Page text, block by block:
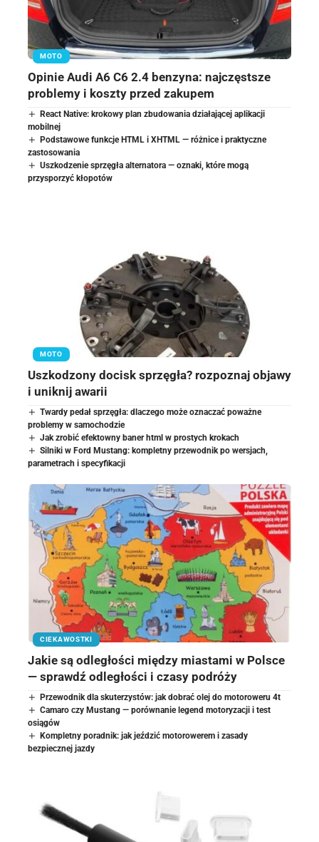
MOTO
Opinie Audi A6 C6 2.4 benzyna: najczęstsze
problemy i koszty przed zakupem
React Native: krokowy plan zbudowania działającej aplikacji
mobilnej
Podstawowe funkcje HTML i XHTML — różnice i praktyczne
zastosowania
Uszkodzenie sprzęgła alternatora — oznaki, które mogą
przysporzyć kłopotów
MOTO
Uszkodzony docisk sprzęgła? rozpoznaj objawy
i uniknij awarii
Twardy pedał sprzęgła: dlaczego może oznaczać poważne
problemy w samochodzie
Jak zrobić efektowny baner html w prostych krokach
Silniki w Ford Mustang: kompletny przewodnik po wersjach,
parametrach i specyfikacji
CIEKAWOSTKI
Jakie są odległości między miastami w Polsce
— sprawdź odległości i czasy podróży
Przewodnik dla skuterzystów: jak dobrać olej do motoroweru 4t
Camaro czy Mustang — porównanie legend motoryzacji i test
osiągów
Kompletny poradnik: jak jeździć motorowerem i zasady
bezpiecznej jazdy